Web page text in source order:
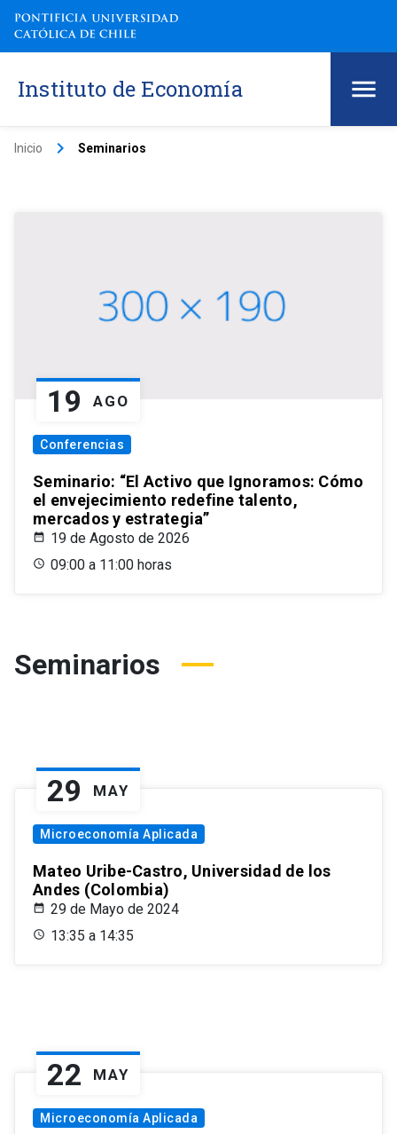
Instituto de Economía
Inicio keyboard_arrow_right Seminarios
19 AGO
Conferencias
Seminario: “El Activo que Ignoramos: Cómo
el envejecimiento redefine talento,
mercados y estrategia”
19 de Agosto de 2026
09:00 a 11:00 horas
Seminarios
29 MAY
Microeconomía Aplicada
Mateo Uribe-Castro, Universidad de los
Andes (Colombia)
29 de Mayo de 2024
13:35 a 14:35
22 MAY
Microeconomía Aplicada